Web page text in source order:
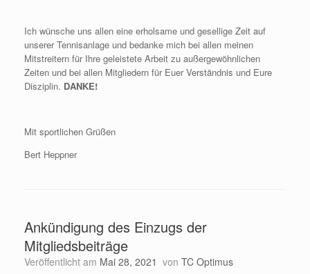
Ich wünsche uns allen eine erholsame und gesellige Zeit auf
unserer Tennisanlage und bedanke mich bei allen meinen
Mitstreitern für Ihre geleistete Arbeit zu außergewöhnlichen
Zeiten und bei allen Mitgliedern für Euer Verständnis und Eure
Disziplin. DANKE!
Mit sportlichen Grüßen
Bert Heppner
Ankündigung des Einzugs der
Mitgliedsbeiträge
Veröffentlicht am Mai 28, 2021 von TC Optimus